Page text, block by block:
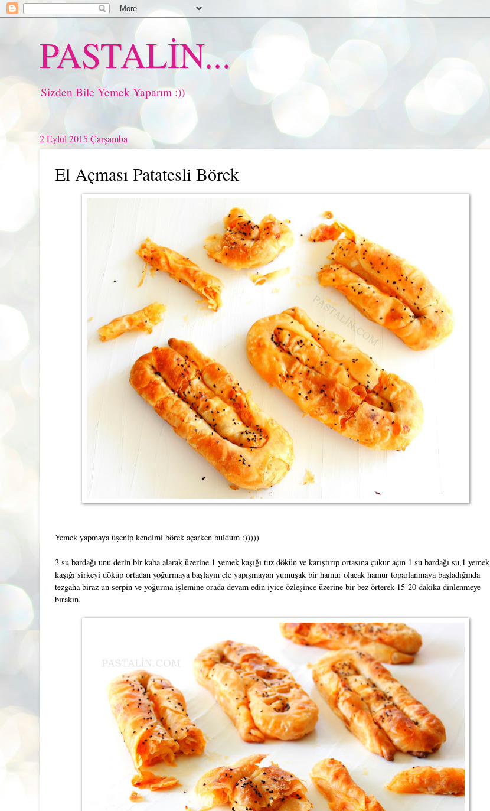
PASTALİN...
Sizden Bile Yemek Yaparım :))
2 Eylül 2015 Çarşamba
El Açması Patatesli Börek
Yemek yapmaya üşenip kendimi börek açarken buldum :)))))
3 su bardağı unu derin bir kaba alarak üzerine 1 yemek kaşığı tuz dökün ve karıştırıp ortasına çukur açın 1 su bardağı su,1 yemek
kaşığı sirkeyi döküp ortadan yoğurmaya başlayın ele yapışmayan yumuşak bir hamur olacak hamur toparlanmaya başladığında
tezgaha biraz un serpin ve yoğurma işlemine orada devam edin iyice özleşince üzerine bir bez örterek 15-20 dakika dinlenmeye
bırakın.